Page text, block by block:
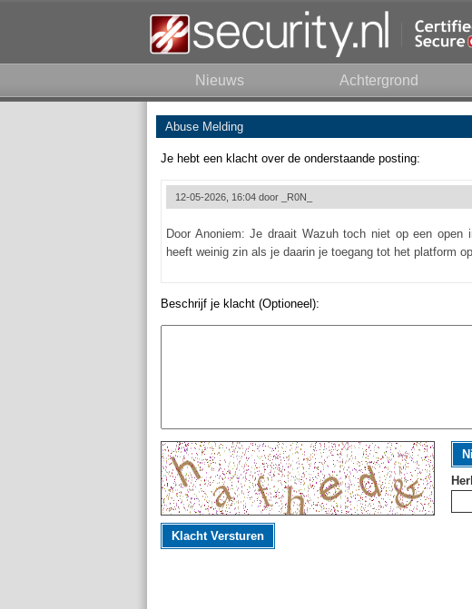
Nieuws Achtergrond
Abuse Melding
Je hebt een klacht over de onderstaande posting:
12-05-2026, 16:04 door _R0N_
Door Anoniem: Je draait Wazuh toch niet op een
heeft weinig zin als je daarin je toegang tot het platform
Beschrijf je klacht (Optioneel):
Klacht Versturen